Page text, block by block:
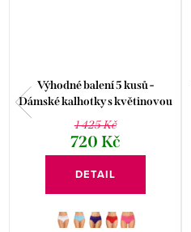
Výhodné balení 5 kusů -
Dámské kalhotky s květinovou
krajkou 9060
1 425 Kč
720 Kč
DETAIL